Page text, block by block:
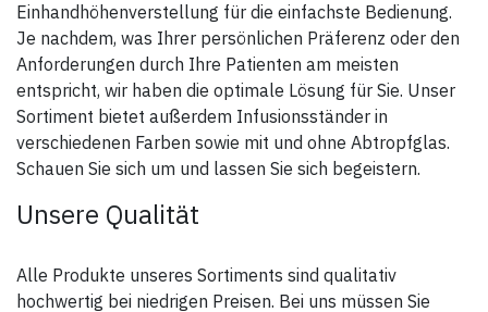
Einhandhöhenverstellung für die einfachste Bedienung.
Je nachdem, was Ihrer persönlichen Präferenz oder den
Anforderungen durch Ihre Patienten am meisten
entspricht, wir haben die optimale Lösung für Sie. Unser
Sortiment bietet außerdem Infusionsständer in
verschiedenen Farben sowie mit und ohne Abtropfglas.
Schauen Sie sich um und lassen Sie sich begeistern.
Unsere Qualität
Alle Produkte unseres Sortiments sind qualitativ
hochwertig bei niedrigen Preisen. Bei uns müssen Sie